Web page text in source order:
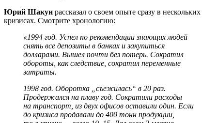
Юрий Шакун рассказал о своем опыте сразу в нескольких
кризисах. Смотрите хронологию:
«1994 год. Успел по рекомендации знающих людей
снять все депозиты в банках и закупиться
долларами. Вышел почти без потерь. Сократил
обороты, как следствие, сократил переменные
затраты.
1998 год. Оборотка „съежилась“ в 20 раз.
Продержался на плаву год. Сократили расходы
на транспорт, из двух офисов оставили один. Если
до кризиса продавали до 400 тонн продукции,